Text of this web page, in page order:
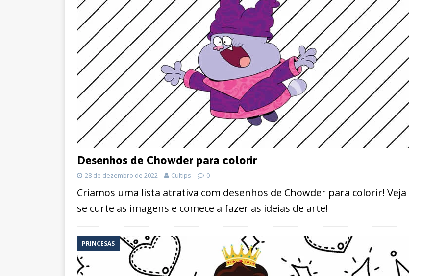
Desenhos de Chowder para colorir
28 de dezembro de 2022 Cultips 0
Criamos uma lista atrativa com desenhos de Chowder para colorir! Veja
se curte as imagens e comece a fazer as ideias de arte!
PRINCESAS